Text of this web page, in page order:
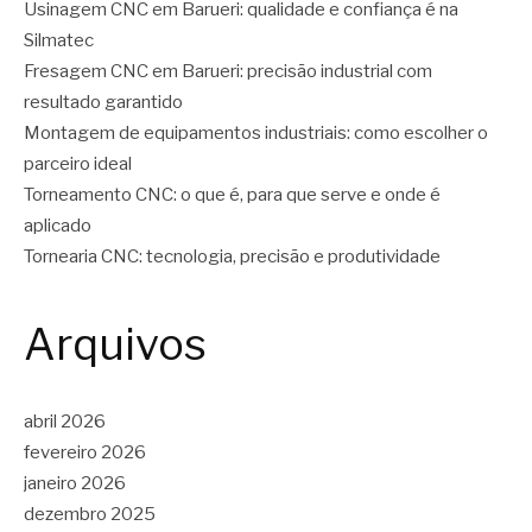
Usinagem CNC em Barueri: qualidade e confiança é na
Silmatec
Fresagem CNC em Barueri: precisão industrial com
resultado garantido
Montagem de equipamentos industriais: como escolher o
parceiro ideal
Torneamento CNC: o que é, para que serve e onde é
aplicado
Tornearia CNC: tecnologia, precisão e produtividade
Arquivos
abril 2026
fevereiro 2026
janeiro 2026
dezembro 2025